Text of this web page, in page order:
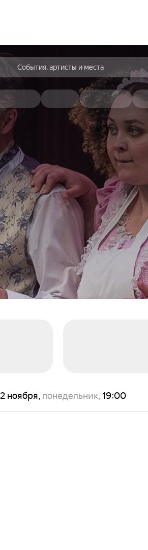
События, артисты и места
2 ноября, понедельник, 19:00